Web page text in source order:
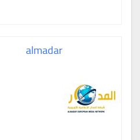
almadar